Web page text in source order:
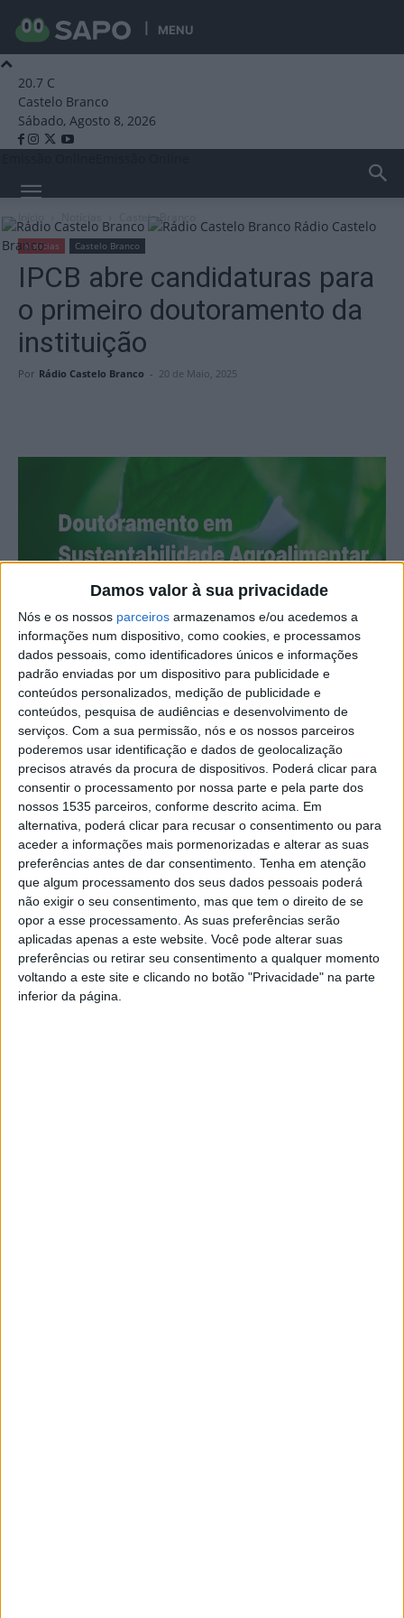
MENU
Damos valor à sua privacidade
Nós e os nossos parceiros armazenamos e/ou acedemos a
informações num dispositivo, como cookies, e processamos
dados pessoais, como identificadores únicos e informações
padrão enviadas por um dispositivo para publicidade e
conteúdos personalizados, medição de publicidade e
conteúdos, pesquisa de audiências e desenvolvimento de
serviços. Com a sua permissão, nós e os nossos parceiros
poderemos usar identificação e dados de geolocalização
precisos através da procura de dispositivos. Poderá clicar para
consentir o processamento por nossa parte e pela parte dos
nossos 1535 parceiros, conforme descrito acima. Em
alternativa, poderá clicar para recusar o consentimento ou para
aceder a informações mais pormenorizadas e alterar as suas
preferências antes de dar consentimento. Tenha em atenção
que algum processamento dos seus dados pessoais poderá
não exigir o seu consentimento, mas que tem o direito de se
opor a esse processamento. As suas preferências serão
aplicadas apenas a este website. Você pode alterar suas
preferências ou retirar seu consentimento a qualquer momento
voltando a este site e clicando no botão "Privacidade" na parte
inferior da página.
20.7 C
Castelo Branco
Sábado, Agosto 8, 2026
Rádio Castelo
Branco
Castelo Branco
Notícias Castelo Branco
IPCB abre candidaturas para
o primeiro doutoramento da
instituição
Por Rádio Castelo Branco - 20 de Maio, 2025
O IPCB – Instituto Politécnico de Castelo Branco – tem
abertas as candidaturas para o primeiro doutoramento
lecionado pela instituição, até 2 de junho.
O doutoramento em Sustentabilidade Agro-Alimentar e
Ambiental é fruto de uma parceria do IPCB com os
Institutos Politécnicos de Coimbra e Viseu, em
cooperação com o Instituto Politécnico de Santarém.
O primeiro doutoramento da história da instituição
albicastrense é dirigido a licenciados e mestres de várias
áreas relacionadas com a sustentabilidade e tem
por objetivo formar profissionais de elevado nível com
competências para apoiar o desenvolvimento de áreas
rurais em regiões vulneráveis face às alterações